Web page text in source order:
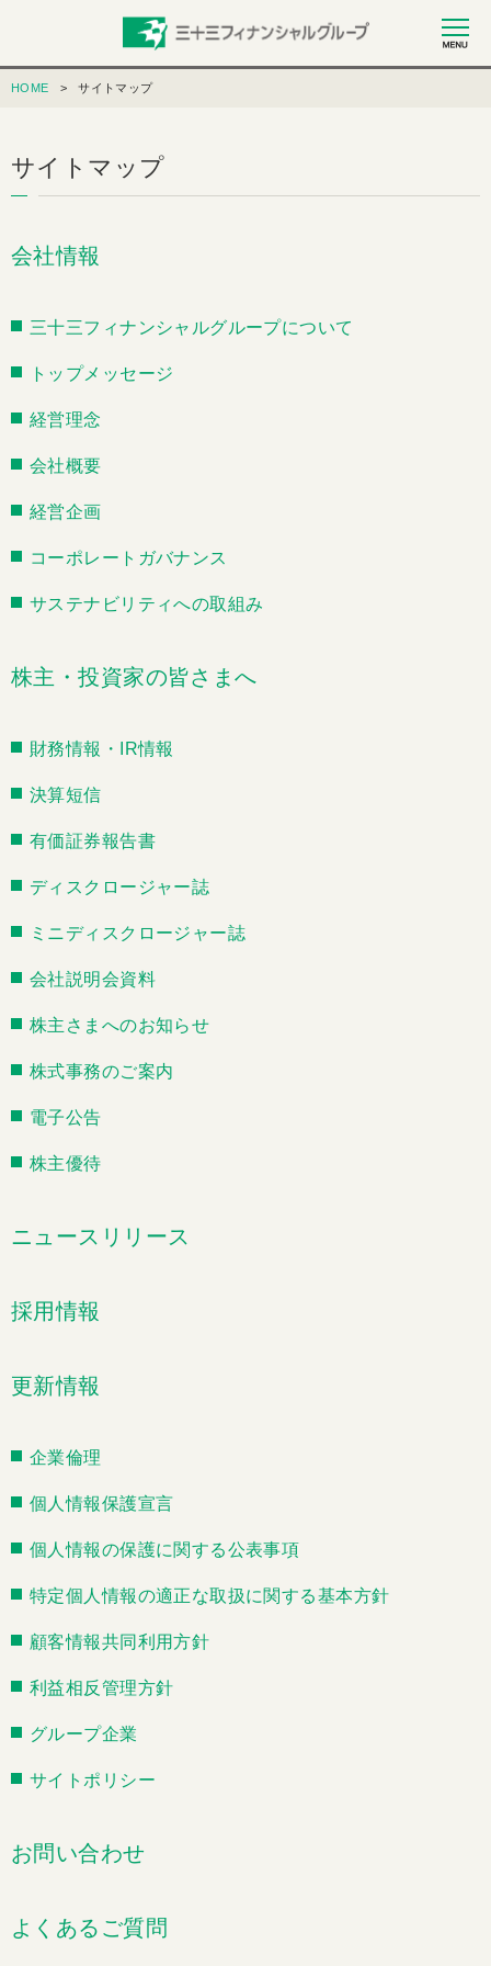
HOME サイトマップ
サイトマップ
会社情報
三十三フィナンシャルグループについて
トップメッセージ
経営理念
会社概要
経営企画
コーポレートガバナンス
サステナビリティへの取組み
株主・投資家の皆さまへ
財務情報・IR情報
決算短信
有価証券報告書
ディスクロージャー誌
ミニディスクロージャー誌
会社説明会資料
株主さまへのお知らせ
株式事務のご案内
電子公告
株主優待
ニュースリリース
採用情報
更新情報
企業倫理
個人情報保護宣言
個人情報の保護に関する公表事項
特定個人情報の適正な取扱に関する基本方針
顧客情報共同利用方針
利益相反管理方針
グループ企業
サイトポリシー
お問い合わせ
よくあるご質問